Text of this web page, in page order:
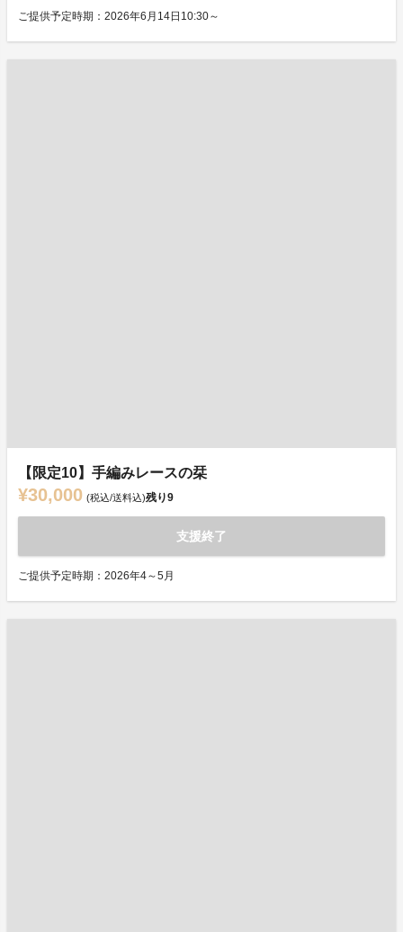
ご提供予定時期：2026年6月14日10:30～
【限定10】手編みレースの栞
¥30,000 (税込/送料込)残り9
支援終了
ご提供予定時期：2026年4～5月